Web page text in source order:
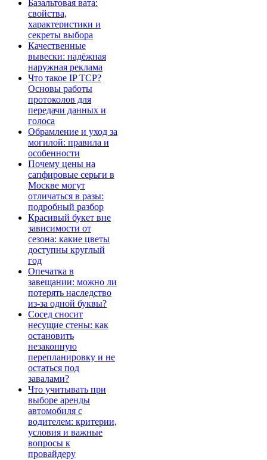
Базальтовая вата:
свойства,
характеристики и
секреты выбора
Качественные
вывески: надёжная
наружная реклама
Что такое IP TCP?
Основы работы
протоколов для
передачи данных и
голоса
Обрамление и уход за
могилой: правила и
особенности
Почему цены на
сапфировые серьги в
Москве могут
отличаться в разы:
подробный разбор
Красивый букет вне
зависимости от
сезона: какие цветы
доступны круглый
год
Опечатка в
завещании: можно ли
потерять наследство
из-за одной буквы?
Сосед сносит
несущие стены: как
остановить
незаконную
перепланировку и не
остаться под
завалами?
Что учитывать при
выборе аренды
автомобиля с
водителем: критерии,
условия и важные
вопросы к
провайдеру